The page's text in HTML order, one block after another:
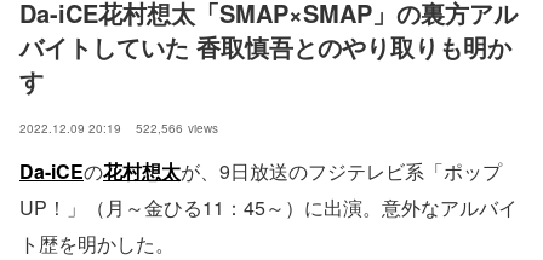
Da-iCE花村想太「SMAP×SMAP」の裏方アル
バイトしていた 香取慎吾とのやり取りも明か
す
2022.12.09 20:19 522,566 views
Da-iCEの花村想太が、9日放送のフジテレビ系「ポップ
UP！」（月～金ひる11：45～）に出演。意外なアルバイ
ト歴を明かした。